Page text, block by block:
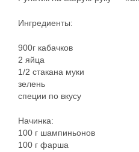
Ингредиенты:
900г кабачков
2 яйца
1/2 стакана муки
зелень
специи по вкусу
Начинка:
100 г шампиньонов
100 г фарша